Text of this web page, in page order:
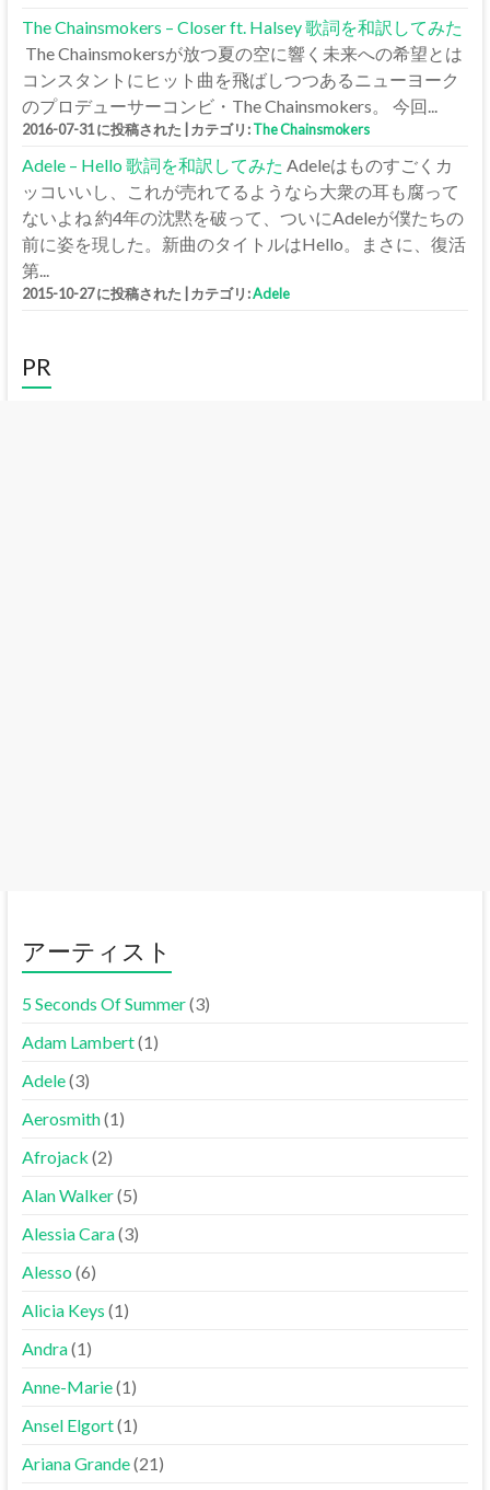
The Chainsmokers – Closer ft. Halsey 歌詞を和訳してみた
The Chainsmokersが放つ夏の空に響く未来への希望とは
コンスタントにヒット曲を飛ばしつつあるニューヨーク
のプロデューサーコンビ・The Chainsmokers。 今回...
2016-07-31 に投稿された カテゴリ:The Chainsmokers
Adele – Hello 歌詞を和訳してみた Adeleはものすごくカ
ッコいいし、これが売れてるようなら大衆の耳も腐って
ないよね 約4年の沈黙を破って、ついにAdeleが僕たちの
前に姿を現した。新曲のタイトルはHello。まさに、復活
第...
2015-10-27 に投稿された カテゴリ:Adele
PR
アーティスト
5 Seconds Of Summer(3)
Adam Lambert(1)
Adele(3)
Aerosmith(1)
Afrojack (2)
Alan Walker(5)
Alessia Cara(3)
Alesso(6)
Alicia Keys (1)
Andra(1)
Anne-Marie(1)
Ansel Elgort(1)
Ariana Grande(21)